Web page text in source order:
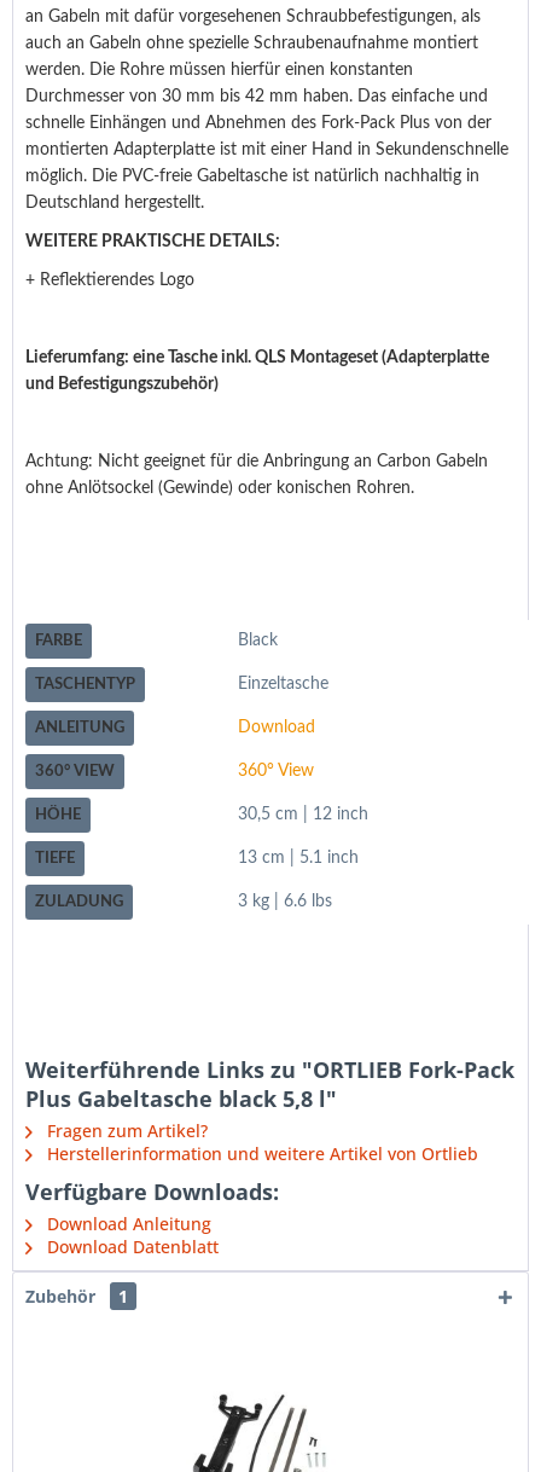
an Gabeln mit dafür vorgesehenen Schraubbefestigungen, als
auch an Gabeln ohne spezielle Schraubenaufnahme montiert
werden. Die Rohre müssen hierfür einen konstanten
Durchmesser von 30 mm bis 42 mm haben. Das einfache und
schnelle Einhängen und Abnehmen des Fork-Pack Plus von der
montierten Adapterplatte ist mit einer Hand in Sekundenschnelle
möglich. Die PVC-freie Gabeltasche ist natürlich nachhaltig in
Deutschland hergestellt.
WEITERE PRAKTISCHE DETAILS:
+ Reflektierendes Logo
Lieferumfang: eine Tasche inkl. QLS Montageset (Adapterplatte
und Befestigungszubehör)
Achtung: Nicht geeignet für die Anbringung an Carbon Gabeln
ohne Anlötsockel (Gewinde) oder konischen Rohren.
FARBE Black
TASCHENTYP Einzeltasche
ANLEITUNG Download
360° VIEW 360° View
HÖHE 30,5 cm | 12 inch
TIEFE 13 cm | 5.1 inch
ZULADUNG 3 kg | 6.6 lbs
Weiterführende Links zu "ORTLIEB Fork-Pack
Plus Gabeltasche black 5,8 l"
Fragen zum Artikel?
Herstellerinformation und weitere Artikel von Ortlieb
Verfügbare Downloads:
Download Anleitung
Download Datenblatt
Zubehör 1